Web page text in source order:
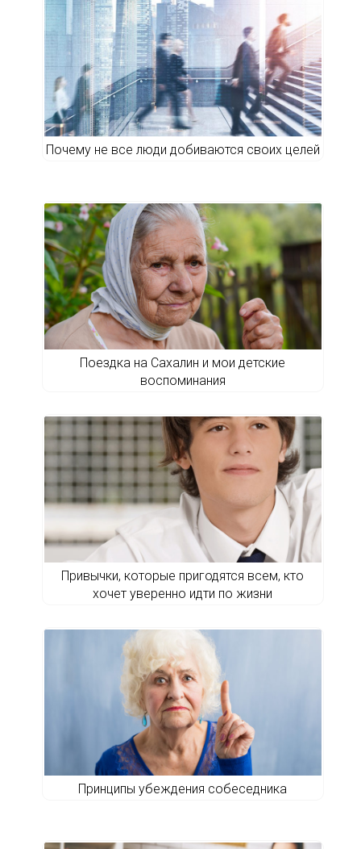
Почему не все люди добиваются своих целей
Поездка на Сахалин и мои детские
воспоминания
Привычки, которые пригодятся всем, кто
хочет уверенно идти по жизни
Принципы убеждения собеседника